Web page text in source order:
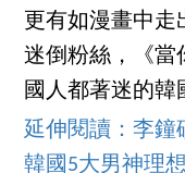
更有如漫畫中走
迷倒粉絲，《當
國人都著迷的韓
延伸閱讀：李鐘
韓國5大男神理